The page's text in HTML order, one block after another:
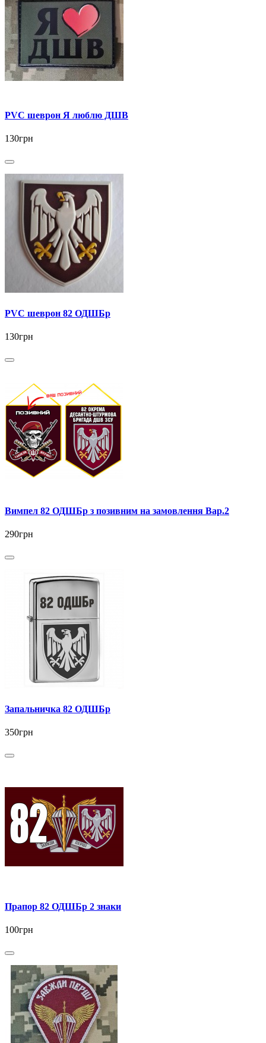
PVC шеврон Я люблю ДШВ
130грн
PVC шеврон 82 ОДШБр
130грн
Вимпел 82 ОДШБр з позивним на замовлення Вар.2
290грн
Запальничка 82 ОДШБр
350грн
Прапор 82 ОДШБр 2 знаки
100грн